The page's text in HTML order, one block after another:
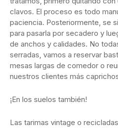
clavos. El proceso es todo
paciencia. Posteriormente, se
para pasarla por secadero y
de anchos y calidades. No
serradas, vamos a reservar
mesas largas de comedor o
nuestros clientes más
¡En los suelos también!
Las tarimas vintage o